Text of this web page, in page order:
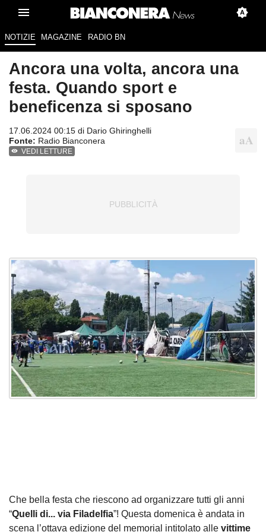
NOTIZIE MAGAZINE RADIO BN
Ancora una volta, ancora una
festa. Quando sport e
beneficenza si sposano
17.06.2024 00:15 di Dario Ghiringhelli
Fonte: Radio Bianconera
VEDI LETTURE
Che bella festa che riescono ad organizzare tutti gli anni
“Quelli di... via Filadelfia”! Questa domenica è andata in
scena l’ottava edizione del memorial intitolato alle vittime